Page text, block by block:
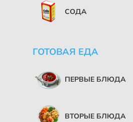
СОДА
ГОТОВАЯ ЕДА
ПЕРВЫЕ БЛЮДА
ВТОРЫЕ БЛЮДА